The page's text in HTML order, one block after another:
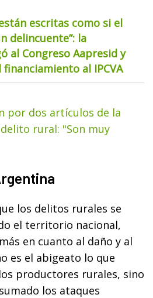
escritas como si el
delincuente”: la
al Congreso Aapresid y
al IPCVA
por dos artículos de la
rural: "Son muy
los delitos rurales se
el territorio nacional,
en cuanto al daño y al
es el abigeato lo que
productores rurales, sino
los ataques